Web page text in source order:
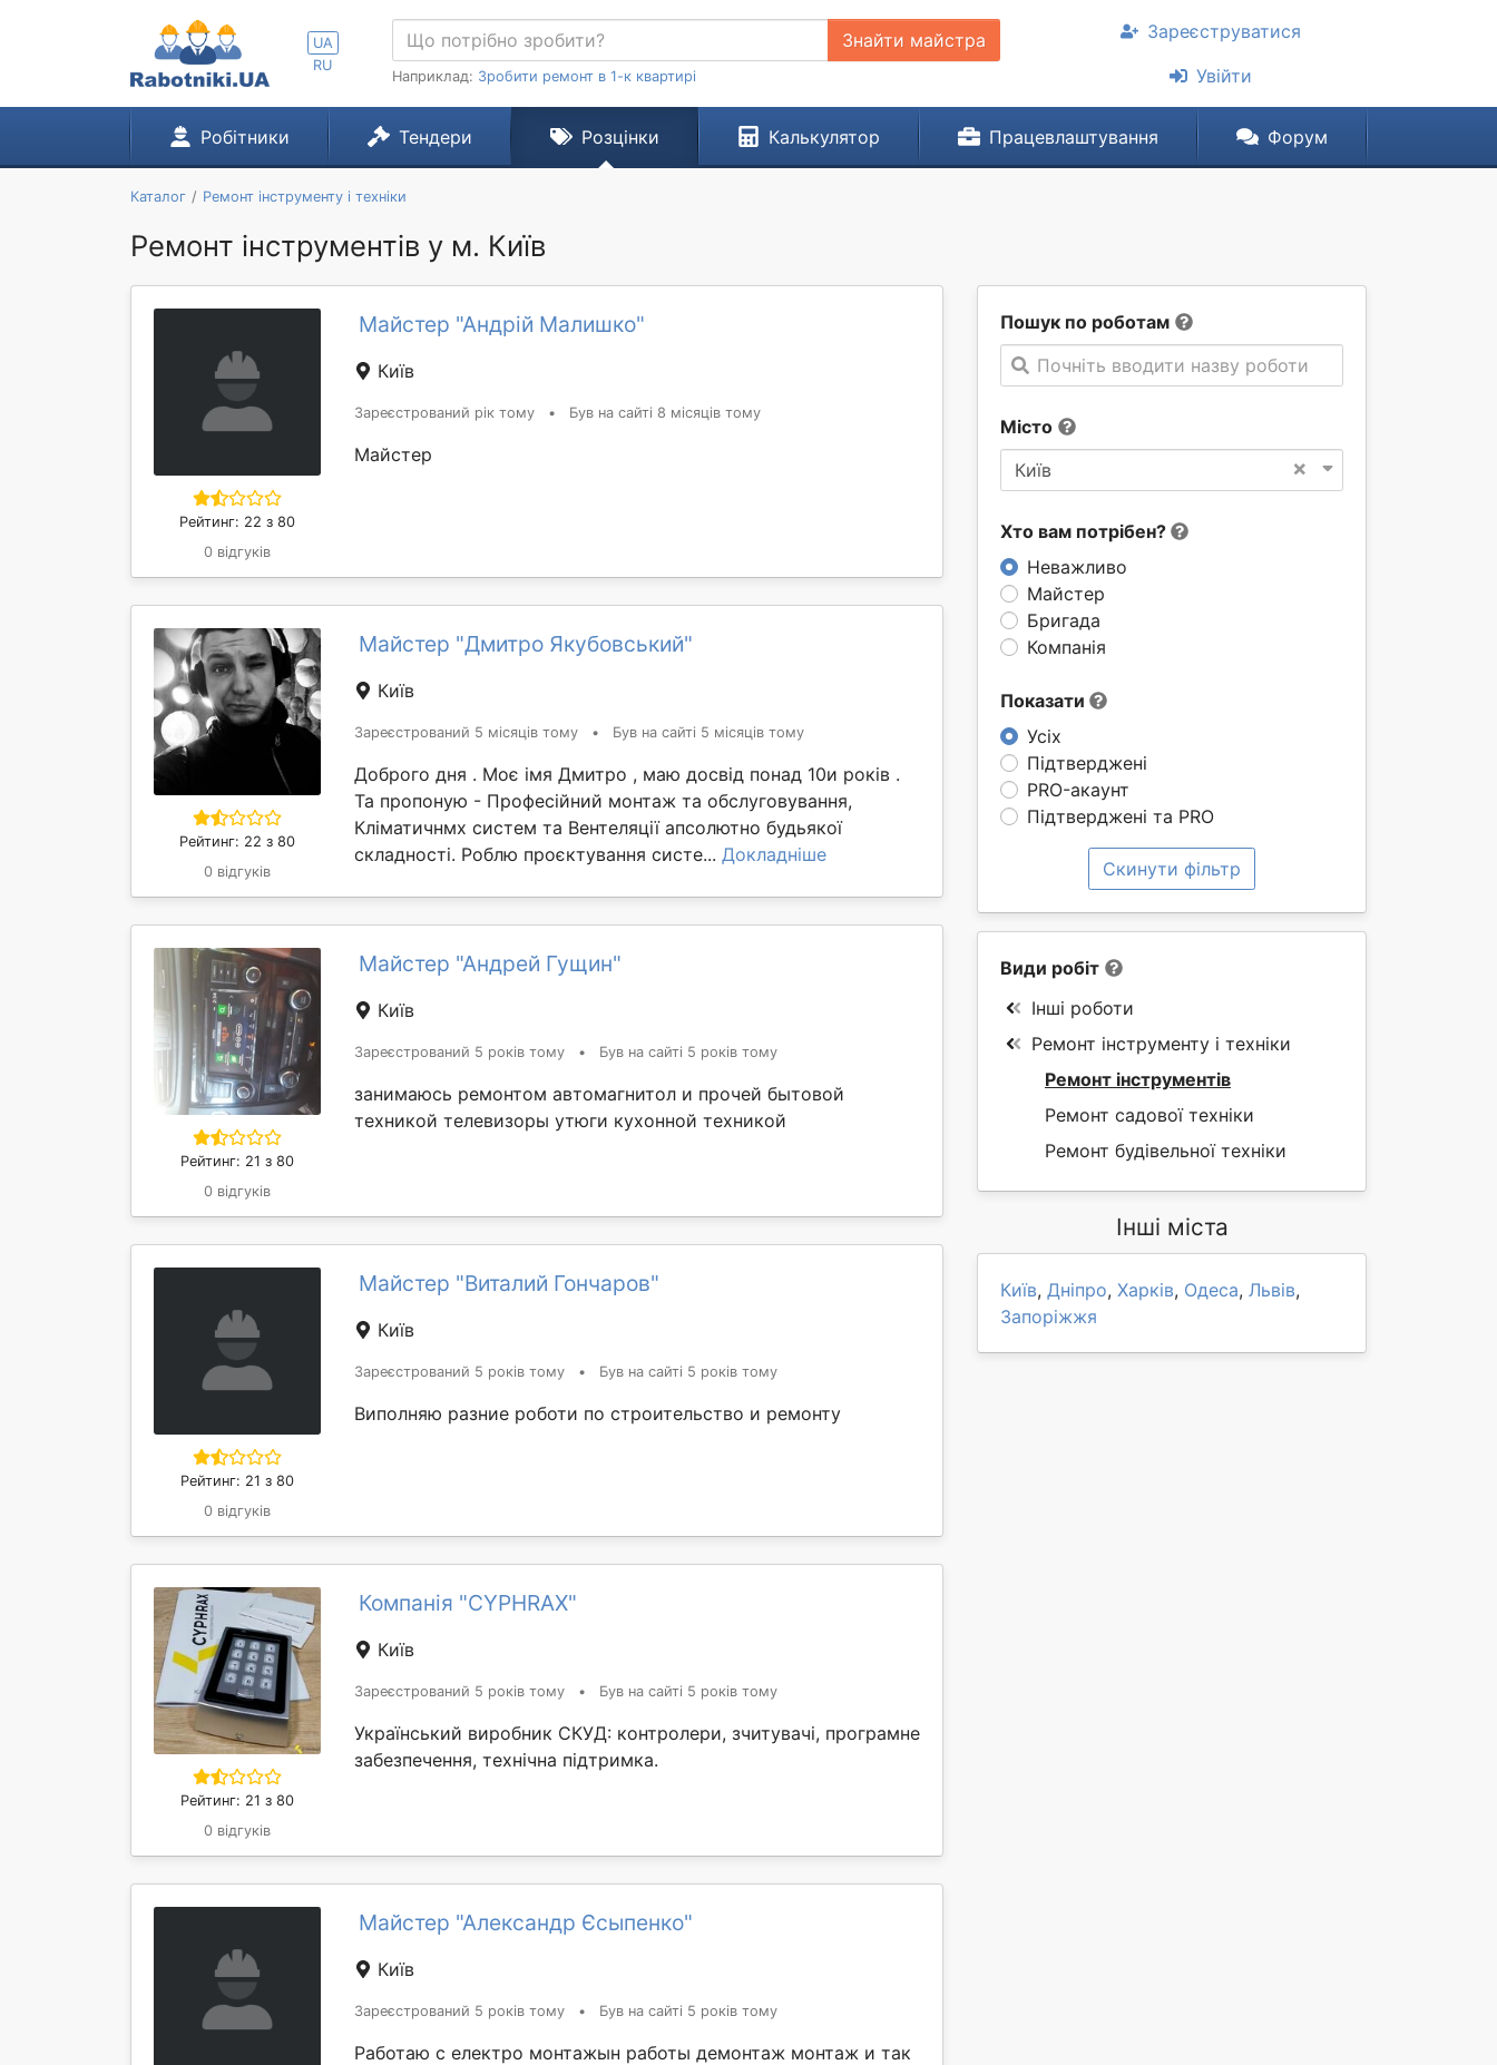
UA
RU
Знайти майстра
Наприклад: Зробити ремонт в 1-к квартирі
Зареєструватися
Увійти
Робітники Тендери Розцінки Калькулятор Працевлаштування Форум
Каталог Ремонт інструменту і техніки
Ремонт інструментів у м. Київ
Пошук по роботам
Почніть вводити назву роботи
Місто
×
Київ
Хто вам потрібен?
Неважливо
Майстер
Бригада
Компанія
Показати
Усіх
Підтверджені
PRO-акаунт
Підтверджені та PRO
Скинути фільтр
Рейтинг: 22 з 80
0 відгуків
Майстер "Андрій Малишко"
Київ
Зареєстрований рік тому • Був на сайті 8 місяців тому
Майстер
Рейтинг: 22 з 80
0 відгуків
Майстер "Дмитро Якубовський"
Київ
Зареєстрований 5 місяців тому • Був на сайті 5 місяців тому
Доброго дня . Моє імя Дмитро , маю досвід понад 10и років .
Та пропоную - Професійний монтаж та обслуговування,
Кліматичнмх систем та Вентеляції апсолютно будьякої
складності. Роблю проєктування систе... Докладніше
Рейтинг: 21 з 80
0 відгуків
Майстер "Андрей Гущин"
Київ
Зареєстрований 5 років тому • Був на сайті 5 років тому
занимаюсь ремонтом автомагнитол и прочей бытовой
техникой телевизоры утюги кухонной техникой
Рейтинг: 21 з 80
0 відгуків
Майстер "Виталий Гончаров"
Київ
Зареєстрований 5 років тому • Був на сайті 5 років тому
Виполняю разние роботи по строительство и ремонту
Рейтинг: 21 з 80
0 відгуків
Компанія "CYPHRAX"
Київ
Зареєстрований 5 років тому • Був на сайті 5 років тому
Український виробник СКУД: контролери, зчитувачі, програмне
забезпечення, технічна підтримка.
Майстер "Александр Єсыпенко"
Київ
Зареєстрований 5 років тому • Був на сайті 5 років тому
Работаю с електро монтажын работы демонтаж монтаж и так
Види робіт
Інші роботи
Ремонт інструменту і техніки
Ремонт інструментів
Ремонт садової техніки
Ремонт будівельної техніки
Інші міста
Київ, Дніпро, Харків, Одеса, Львів,
Запоріжжя